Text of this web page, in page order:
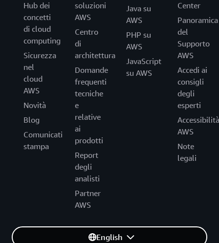
Hub dei
concetti
di cloud
computing
Sicurezza
nel
cloud
AWS
Novità
Blog
Comunicati
stampa
soluzioni
AWS
Centro
di
architettura
Domande
frequenti
tecniche
e
relative
ai
prodotti
Report
degli
analisti
Partner
AWS
Java su
AWS
PHP su
AWS
JavaScript
su AWS
Center
Panoramica
del
Supporto
AWS
Accedi ai
consigli
degli
esperti
Accessibilità
AWS
Note
legali
English